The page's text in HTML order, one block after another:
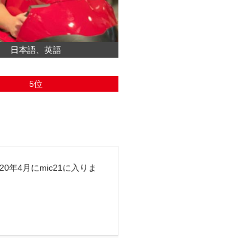
日本語、英語
5位
年4月にmic21に入りま